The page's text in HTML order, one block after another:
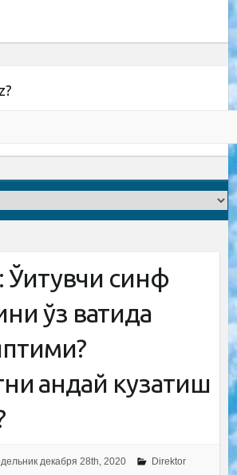
Ўқитувчи синф
ўз вақтида
қандай кузатиш
декабря 28th, 2020
Direktor